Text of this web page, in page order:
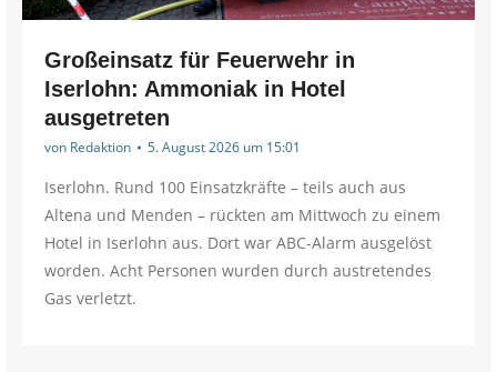
Großeinsatz für Feuerwehr in
Iserlohn: Ammoniak in Hotel
ausgetreten
von Redaktion 5. August 2026 um 15:01
Iserlohn. Rund 100 Einsatzkräfte – teils auch aus
Altena und Menden – rückten am Mittwoch zu einem
Hotel in Iserlohn aus. Dort war ABC-Alarm ausgelöst
worden. Acht Personen wurden durch austretendes
Gas verletzt.